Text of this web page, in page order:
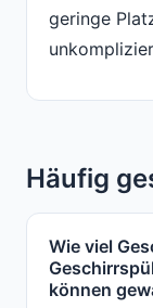
geringe
Häufig
Wie viel
können